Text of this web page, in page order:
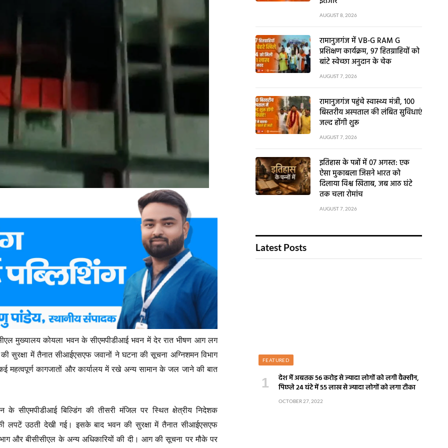
मुख्यालय कोयला भवन के सीएमपीडीआई भवन में देर रात भीषण आग लग
सुरक्षा में तैनात सीआईएसएफ जवानों ने घटना की सूचना अग्निशमन विभाग
महत्वपूर्ण कागजातों और कार्यालय में रखे अन्य सामान के जल जाने की बात
के सीएमपीडीआई बिल्डिंग की तीसरी मंजिल पर स्थित क्षेत्रीय निदेशक
लपटें उठती देखी गई। इसके बाद भवन की सुरक्षा में तैनात सीआईएसएफ
और बीसीसीएल के अन्य अधिकारियों की दी। आग की सूचना पर मौके पर
AUGUST 8, 2026
रामानुजगंज में VB-G RAM G
प्रशिक्षण कार्यक्रम, 97 हितग्राहियों को
बांटे स्वेच्छा अनुदान के चेक
AUGUST 7, 2026
रामानुजगंज पहुंचे स्वास्थ्य मंत्री, 100
बिस्तरीय अस्पताल की लंबित सुविधाएं
जल्द होंगी शुरू
AUGUST 7, 2026
इतिहास के पन्नों में 07 अगस्त: एक
ऐसा मुकाबला जिसने भारत को
दिलाया विश्व खिताब, जब आठ घंटे
तक चला रोमांच
AUGUST 7, 2026
Latest Posts
FEATURED
देश में अबतक 56 करोड़ से ज्यादा लोगों को लगी वैक्सीन,
पिछले 24 घंटे में 55 लाख से ज्यादा लोगों को लगा टीका
OCTOBER 27, 2022